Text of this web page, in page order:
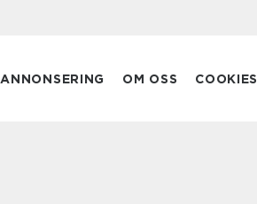
ANNONSERING OM OSS COOKIES